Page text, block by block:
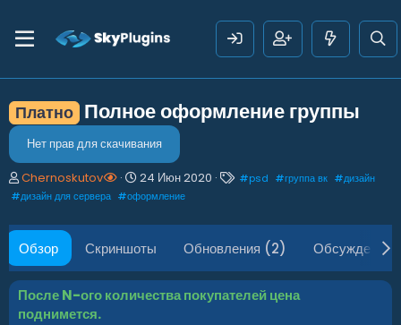
Платно Полное оформление группы
Нет прав для скачивания
А
в
о
р
Chernoskutov
Д
а
а
о
з
д
а
24 Июн 2020
Т
и
#psd #группа вк #дизайн
#дизайн для сервера #оформление
Обзор Скриншоты Обновления (2) Обсуждение
После N-ого количества покупателей цена
поднимется.